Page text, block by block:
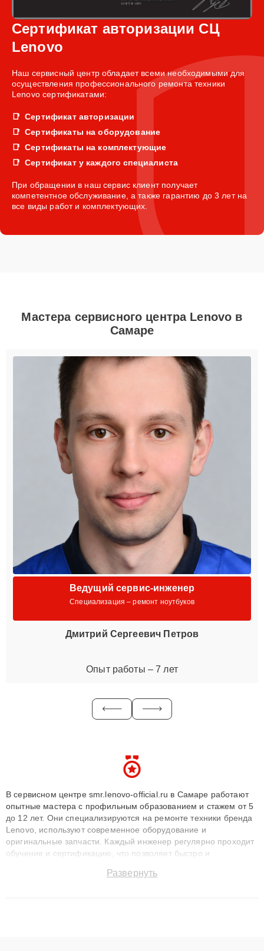
Сертификат авторизации СЦ
Lenovo
Наш сервисный центр обладает всеми необходимыми для
осуществления профессионального ремонта техники
Lenovo сертификатами:
Сертификат авторизации
Сертификаты на оборудование
Сертификаты на комплектующие
Сертификат у каждого специалиста
При обращении в наш сервис клиент получает
компетентное обслуживание, а также гарантию до 3 лет на
все виды работ и комплектующих.
Мастера сервисного центра Lenovo в
Самаре
Ведущий сервис-инженер
Специализация – ремонт ноутбуков
Дмитрий Сергеевич Петров
Опыт работы – 7 лет
В сервисном центре smr.lenovo-official.ru в Самаре работают
опытные мастера с профильным образованием и стажем от 5
до 12 лет. Они специализируются на ремонте техники бренда
Lenovo, используют современное оборудование и
оригинальные запчасти. Каждый инженер регулярно проходит
обучение и сертификацию, что позволяет быстро и
сохранением гарантии до 3 лет. Наши мастера решают
Развернуть